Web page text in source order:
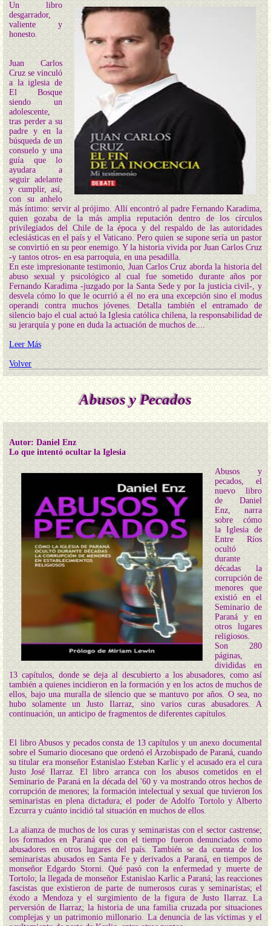
Un libro
desgarrador,
valiente y
honesto.
Juan Carlos
Cruz se vinculó
a la iglesia de
El Bosque
siendo un
adolescente,
tras perder a su
padre y en la
búsqueda de un
consuelo y una
guía que lo
ayudara a
seguir adelante
y cumplir, así,
con su anhelo
más íntimo: servir al prójimo. Allí encontró al padre Fernando Karadima,
quien gozaba de la más amplia reputación dentro de los círculos
privilegiados del Chile de la época y del respaldo de las autoridades
eclesiásticas en el país y el Vaticano. Pero quien se supone sería un pastor
se convirtió en su peor enemigo. Y la historia vivida por Juan Carlos Cruz
-y tantos otros- en esa parroquia, en una pesadilla.
En este impresionante testimonio, Juan Carlos Cruz aborda la historia del
abuso sexual y psicológico al cual fue sometido durante años por
Fernando Karadima -juzgado por la Santa Sede y por la justicia civil-, y
desvela cómo lo que le ocurrió a él no era una excepción sino el modus
operandi contra muchos jóvenes. Detalla también el entramado de
silencio bajo el cual actuó la Iglesia católica chilena, la responsabilidad de
su jerarquía y pone en duda la actuación de muchos de....
Leer Más
Volver
Abusos y Pecados
Autor: Daniel Enz
Lo que intentó ocultar la Iglesia
Abusos y
pecados, el
nuevo libro
de Daniel
Enz, narra
sobre cómo
la Iglesia de
Entre Ríos
ocultó
durante
décadas la
corrupción de
menores que
existió en el
Seminario de
Paraná y en
otros lugares
religiosos.
Son 280
páginas,
divididas en
13 capítulos, donde se deja al descubierto a los abusadores, como así
también a quienes incidieron en la formación y en los actos de muchos de
ellos, bajo una muralla de silencio que se mantuvo por años. O sea, no
hubo solamente un Justo Ilarraz, sino varios curas abusadores. A
continuación, un anticipo de fragmentos de diferentes capítulos.
El libro Abusos y pecados consta de 13 capítulos y un anexo documental
sobre el Sumario diocesano que ordenó el Arzobispado de Paraná, cuando
su titular era monseñor Estanislao Esteban Karlic y el acusado era el cura
Justo José Ilarraz. El libro arranca con los abusos cometidos en el
Seminario de Paraná en la década del '60 y va mostrando otros hechos de
corrupción de menores; la formación intelectual y sexual que tuvieron los
seminaristas en plena dictadura; el poder de Adolfo Tortolo y Alberto
Ezcurra y cuánto incidió tal situación en muchos de ellos.
La alianza de muchos de los curas y seminaristas con el sector castrense;
los formados en Paraná que con el tiempo fueron denunciados como
abusadores en otros lugares del país. También se da cuenta de los
seminaristas abusados en Santa Fe y derivados a Paraná, en tiempos de
monseñor Edgardo Storni. Qué pasó con la enfermedad y muerte de
Tortolo; la llegada de monseñor Estanislao Karlic a Paraná; las reacciones
fascistas que existieron de parte de numerosos curas y seminaristas; el
éxodo a Mendoza y el surgimiento de la figura de Justo Ilarraz. La
perversión de Ilarraz; la historia de una familia cruzada por situaciones
complejas y un patrimonio millonario. La denuncia de las víctimas y el